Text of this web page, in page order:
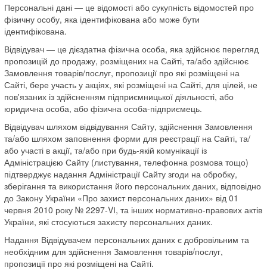
Персональні дані — це відомості або сукупність відомостей про
фізичну особу, яка ідентифікована або може бути
ідентифікована.
Відвідувач — це дієздатна фізична особа, яка здійснює перегляд
пропозицій до продажу, розміщених на Сайті, та/або здійснює
Замовлення товарів/послуг, пропозиції про які розміщені на
Сайті, бере участь у акціях, які розміщені на Сайті, для цілей, не
пов'язаних із здійсненням підприємницької діяльності, або
юридична особа, або фізична особа-підприємець.
Відвідувач шляхом відвідування Сайту, здійснення Замовлення
та/або шляхом заповнення форми для реєстрації на Сайті, та/
або участі в акції, та/або при будь-якій комунікації із
Адміністрацією Сайту (листування, телефонна розмова тощо)
підтверджує надання Адміністрації Сайту згоди на обробку,
зберігання та використання його персональних даних, відповідно
до Закону України «Про захист персональних даних» від 01
червня 2010 року № 2297-VІ, та інших нормативно-правових актів
України, які стосуються захисту персональних даних.
Надання Відвідувачем персональних даних є добровільним та
необхідним для здійснення Замовлення товарів/послуг,
пропозиції про які розміщені на Сайті.